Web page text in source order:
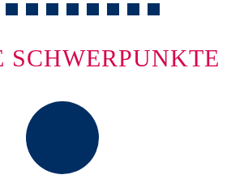
SCHWERPUNKTE